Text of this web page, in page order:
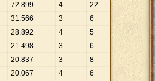
72.899 4
22
31.566 3
6
28.892 4
5
21.498 3
6
20.837 3
8
20.067 4
6